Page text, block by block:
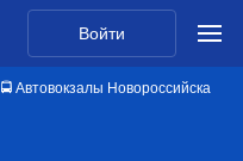
Войти
🚍 Автовокзалы Новороссийска